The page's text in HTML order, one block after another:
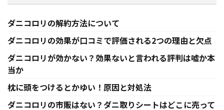
ダニコロリの解約方法について
ダニコロリの効果が口コミで評価される2つの理由と欠点
ダニコロリが効かない？効果ないと言われる評判は嘘か本
当か
枕に頭をつけるとかゆい！原因と対処法
ダニコロリの市販はない？ダニ取りシートはどこに売って